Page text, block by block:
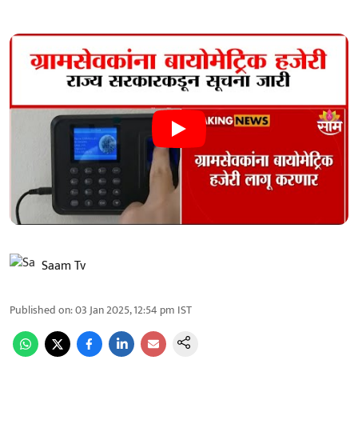
Saam Tv
Published on:03 Jan 2025, 12:54 pm IST